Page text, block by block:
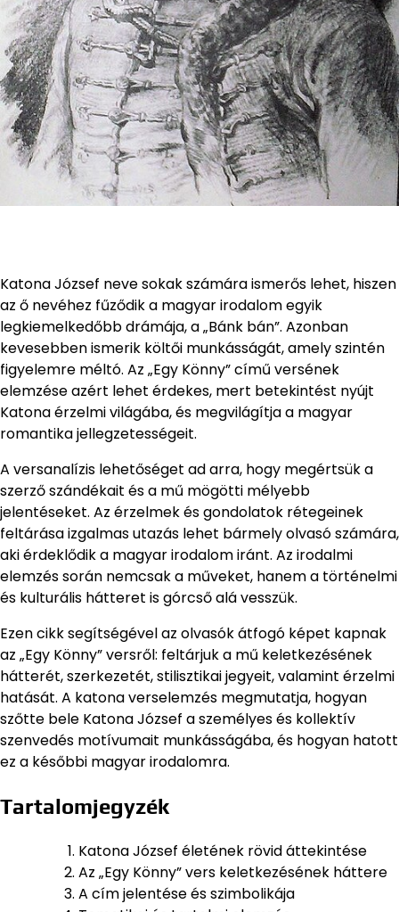
Katona József neve sokak számára ismerős lehet, hiszen
az ő nevéhez fűződik a magyar irodalom egyik
legkiemelkedőbb drámája, a „Bánk bán”. Azonban
kevesebben ismerik költői munkásságát, amely szintén
figyelemre méltó. Az „Egy Könny” című versének
elemzése azért lehet érdekes, mert betekintést nyújt
Katona érzelmi világába, és megvilágítja a magyar
romantika jellegzetességeit.
A versanalízis lehetőséget ad arra, hogy megértsük a
szerző szándékait és a mű mögötti mélyebb
jelentéseket. Az érzelmek és gondolatok rétegeinek
feltárása izgalmas utazás lehet bármely olvasó számára,
aki érdeklődik a magyar irodalom iránt. Az irodalmi
elemzés során nemcsak a műveket, hanem a történelmi
és kulturális hátteret is górcső alá vesszük.
Ezen cikk segítségével az olvasók átfogó képet kapnak
az „Egy Könny” versről: feltárjuk a mű keletkezésének
hátterét, szerkezetét, stilisztikai jegyeit, valamint érzelmi
hatását. A katona verselemzés megmutatja, hogyan
szőtte bele Katona József a személyes és kollektív
szenvedés motívumait munkásságába, és hogyan hatott
ez a későbbi magyar irodalomra.
Tartalomjegyzék
Katona József életének rövid áttekintése
Az „Egy Könny” vers keletkezésének háttere
A cím jelentése és szimbolikája